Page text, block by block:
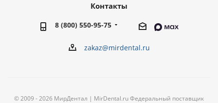
Контакты
8 (800) 550-95-75
zakaz@mirdental.ru
© 2009 - 2026 МирДентал | MirDental.ru Федеральный поставщик